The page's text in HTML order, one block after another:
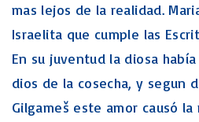
mas lejos de la realidad.
Israelita que cumple las
En su juventud la diosa había
dios de la cosecha, y segun
Gilgameš este amor causó la